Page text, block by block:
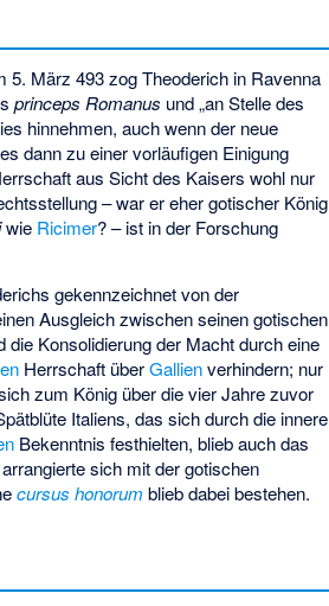
5. März 493 zog Theoderich in Ravenna
princeps Romanus und „an Stelle des
hinnehmen, auch wenn der neue
dann zu einer vorläufigen Einigung
aus Sicht des Kaisers wohl nur
– war er eher gotischer König
wie Ricimer? – ist in der Forschung
gekennzeichnet von der
Ausgleich zwischen seinen gotischen
Konsolidierung der Macht durch eine
Herrschaft überGallienverhindern; nur
zum König über die vier Jahre zuvor
Italiens, das sich durch die innere
Bekenntnis festhielten, blieb auch das
sich mit der gotischen
cursus honorum blieb dabei bestehen.